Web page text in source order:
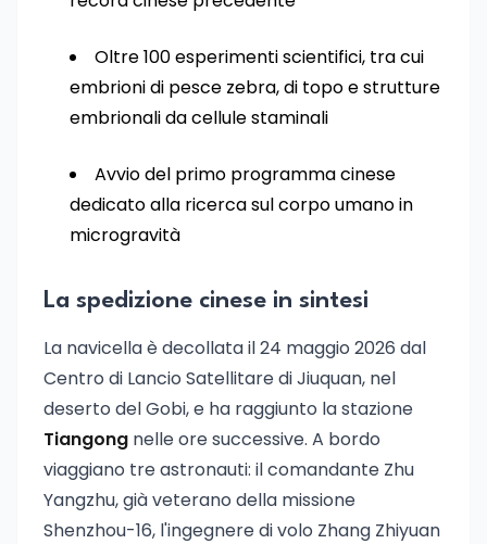
Oltre 100 esperimenti scientifici, tra cui
embrioni di pesce zebra, di topo e strutture
embrionali da cellule staminali
Avvio del primo programma cinese
dedicato alla ricerca sul corpo umano in
microgravità
La spedizione cinese in sintesi
La navicella è decollata il 24 maggio 2026 dal
Centro di Lancio Satellitare di Jiuquan, nel
deserto del Gobi, e ha raggiunto la stazione
Tiangong nelle ore successive. A bordo
viaggiano tre astronauti: il comandante Zhu
Yangzhu, già veterano della missione
Shenzhou-16, l'ingegnere di volo Zhang Zhiyuan